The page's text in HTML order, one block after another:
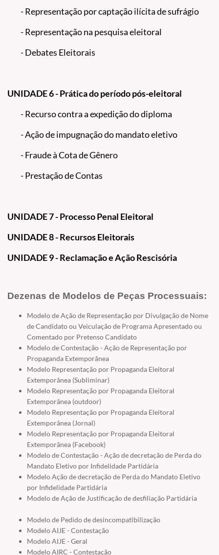
- Representação por captação ilícita de sufrágio
- Representação na pesquisa eleitoral
- Debates Eleitorais
UNIDADE 6 - Prática do período pós-eleitoral
- Recurso contra a expedição do diploma
- Ação de impugnação do mandato eletivo
- Fraude à Cota de Gênero
- Prestação de Contas
UNIDADE 7 - Processo Penal Eleitoral
UNIDADE 8 - Recursos Eleitorais
UNIDADE 9 - Reclamação e Ação Rescisória
Dezenas de Modelos de Peças Processuais:
Modelo de Ação de Representação por Divulgação de Nome
de Candidato ou Veiculação de Programa Apresentado ou
Comentado por Pretenso Candidato
Modelo de Contestação - Ação de Representação por
Propaganda Extemporânea
Modelo Representação por Propaganda Eleitoral
Extemporânea (Subliminar)
Modelo Representação por Propaganda Eleitoral
Extemporânea (outdoor)
Modelo Representação por Propaganda Eleitoral
Extemporânea (Jornal)
Modelo Representação por Propaganda Eleitoral
Extemporânea (Facebook)
Modelo de Contestação - Ação de decretação de Perda do
Mandato Eletivo por Infidelidade Partidária
Modelo Ação de decretação de Perda do Mandato Eletivo
por Infidelidade Partidária
Modelo de Ação de Justificação de desfiliação Partidária
Modelo de Pedido de desincompatibilização
Modelo AIJE - Contestação
Modelo AIJE - Geral
Modelo AIRC - Contestação